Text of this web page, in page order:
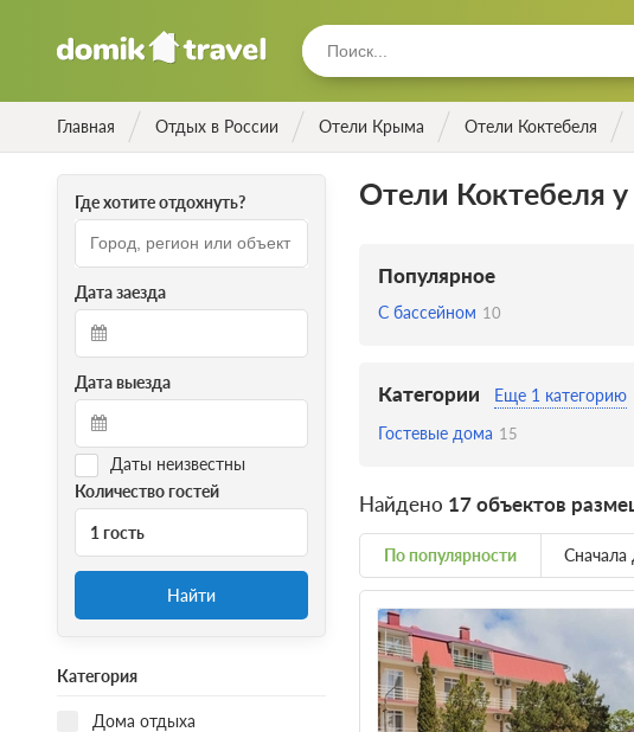
Главная Отдых в России Отели Крыма Отели Коктебеля
Где хотите отдохнуть?
Дата заезда
Дата выезда
Даты неизвестны
Количество гостей
1 гость
Найти
Категория
Дома отдыха
Отели Коктебеля
Популярное
С бассейном 10
Категории
Еще 1 категорию
Гостевые дома 15
Найдено 17 объектов
По популярности